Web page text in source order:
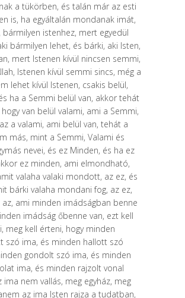
a tükörben, és talán már az esti
is, ha egyáltalán mondanak imát,
bármi­lyen istenhez, mert egyedül
bármilyen lehet, és bárki, aki Isten,
mert Istenen kívül nincsen semmi,
Istenen kívül semmi sincs, még a
lehet kívül Istenen, csakis belül,
ha a Semmi belül van, akkor tehát
van belül valami, ami a Semmi,
a valami, ami belül van, tehát a
más, mint a Semmi, Valami és
nevei, és ez Minden, és ha ez
ez minden, ami elmondható,
valaha valaki mondott, az ez, és
bárki valaha mondani fog, az ez,
az, ami minden imádságban benne
imádság őbenne van, ezt kell
meg kell érteni, hogy minden
szó ima, és minden hallott szó
gondolt szó ima, és minden
ima, és minden rajzolt vonal
ima nem vallás, meg egyház, meg
az ima Is­ten rajza a tudatban,